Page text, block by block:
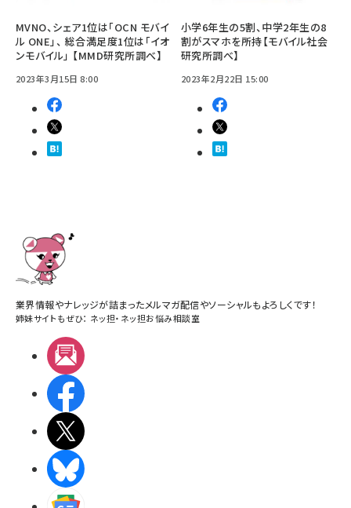
MVNO、シェア1位は「OCN モバイ
ル ONE」、 総合満足度1位は「イオ
ンモバイル」 【MMD研究所調べ】
2023年3月15日 8:00
小学6年生の5割、中学2年生の8
割がスマホを所持【モバイル社会
研究所調べ】
2023年2月22日 15:00
業界情報やナレッジが詰まったメルマガ配信やソーシャルもよろしくです！
姉妹サイトもぜひ： ネッ担・ ネッ担お悩み相談室